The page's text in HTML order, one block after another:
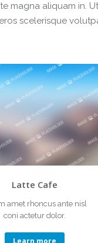
magna aliquam in. Ut
scelerisque
Latte Cafe
amet rhoncus ante nisl
coni actetur dolor.
Learn more